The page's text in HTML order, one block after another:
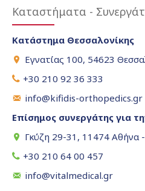
Καταστήματα -
Κατάστημα Θεσσαλονίκης
Εγνατίας 100, 54623
+30 210 92 36 333
info@kifidis-orthopedics.gr
Επίσημος συνεργάτης για
Γκύζη 29-31, 11474 Αθήνα
+30 210 64 00 457
info@vitalmedical.gr